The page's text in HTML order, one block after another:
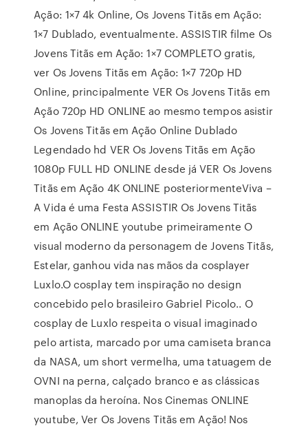
Ação: 1×7 4k Online, Os Jovens Titãs em Ação:
1×7 Dublado, eventualmente. ASSISTIR filme Os
Jovens Titãs em Ação: 1×7 COMPLETO gratis,
ver Os Jovens Titãs em Ação: 1×7 720p HD
Online, principalmente VER Os Jovens Titãs em
Ação 720p HD ONLINE ao mesmo tempos asistir
Os Jovens Titãs em Ação Online Dublado
Legendado hd VER Os Jovens Titãs em Ação
1080p FULL HD ONLINE desde já VER Os Jovens
Titãs em Ação 4K ONLINE posteriormenteViva –
A Vida é uma Festa ASSISTIR Os Jovens Titãs
em Ação ONLINE youtube primeiramente O
visual moderno da personagem de Jovens Titãs,
Estelar, ganhou vida nas mãos da cosplayer
Luxlo.O cosplay tem inspiração no design
concebido pelo brasileiro Gabriel Picolo.. O
cosplay de Luxlo respeita o visual imaginado
pelo artista, marcado por uma camiseta branca
da NASA, um short vermelha, uma tatuagem de
OVNI na perna, calçado branco e as clássicas
manoplas da heroína. Nos Cinemas ONLINE
youtube, Ver Os Jovens Titãs em Ação! Nos